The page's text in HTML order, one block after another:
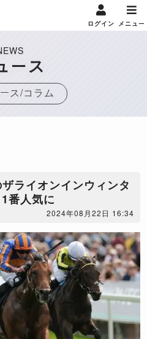
ログイン メニュー
ース
ス/コラム
ライオンインウィンタ
番人気に
2024年08月22日 16:34